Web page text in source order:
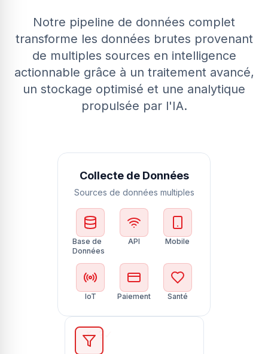
Notre pipeline de données complet
transforme les données brutes provenant
de multiples sources en intelligence
actionnable grâce à un traitement avancé,
un stockage optimisé et une analytique
propulsée par l'IA.
Collecte de Données
Sources de données multiples
Base de
Données
API Mobile
IoT Paiement Santé
✓✗?